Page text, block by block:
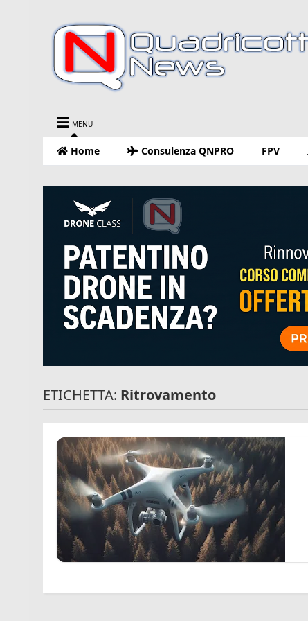
MENU
Home Consulenza QNPRO FPV
ETICHETTA: Ritrovamento